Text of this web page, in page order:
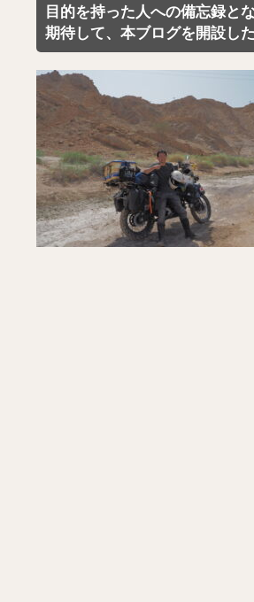
目的を持った人への備忘録と
期待して、本ブログを開設した